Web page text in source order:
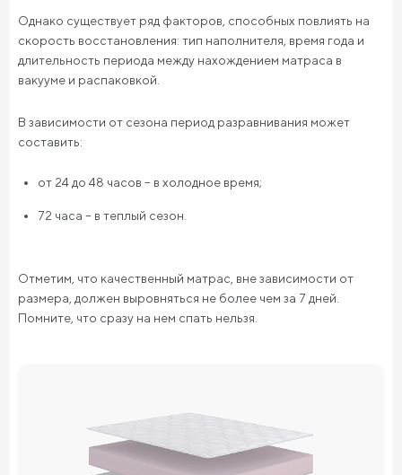
Однако существует ряд факторов, способных повлиять на
скорость восстановления: тип наполнителя, время года и
длительность периода между нахождением матраса в
вакууме и распаковкой.
В зависимости от сезона период разравнивания может
составить:
от 24 до 48 часов – в холодное время;
72 часа – в теплый сезон.
Отметим, что качественный матрас, вне зависимости от
размера, должен выровняться не более чем за 7 дней.
Помните, что сразу на нем спать нельзя.